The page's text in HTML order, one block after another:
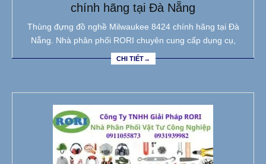
chính hãng tại Đà Nẵng
Thùng đựng đồ nghề Milwaukee 8424 chính hãng tại Đà
Nẵng. Nhà phân phối RORI chuyên cung cấp dụng cụ,
CHI TIẾT→